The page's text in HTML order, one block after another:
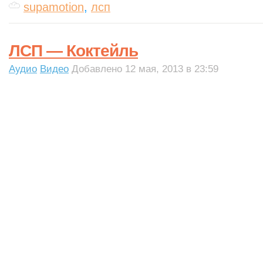
supamotion, лсп
ЛСП — Коктейль
Аудио Видео Добавлено 12 мая, 2013 в 23:59